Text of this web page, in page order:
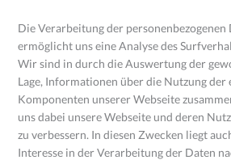
Die Verarbeitung der
ermöglicht uns eine Analyse des
Wir sind in durch die Auswertung der
Lage, Informationen über die Nutzung der
Komponenten unserer Webseite
uns dabei unsere Webseite und deren
zu verbessern. In diesen Zwecken liegt
Interesse in der Verarbeitung der Daten